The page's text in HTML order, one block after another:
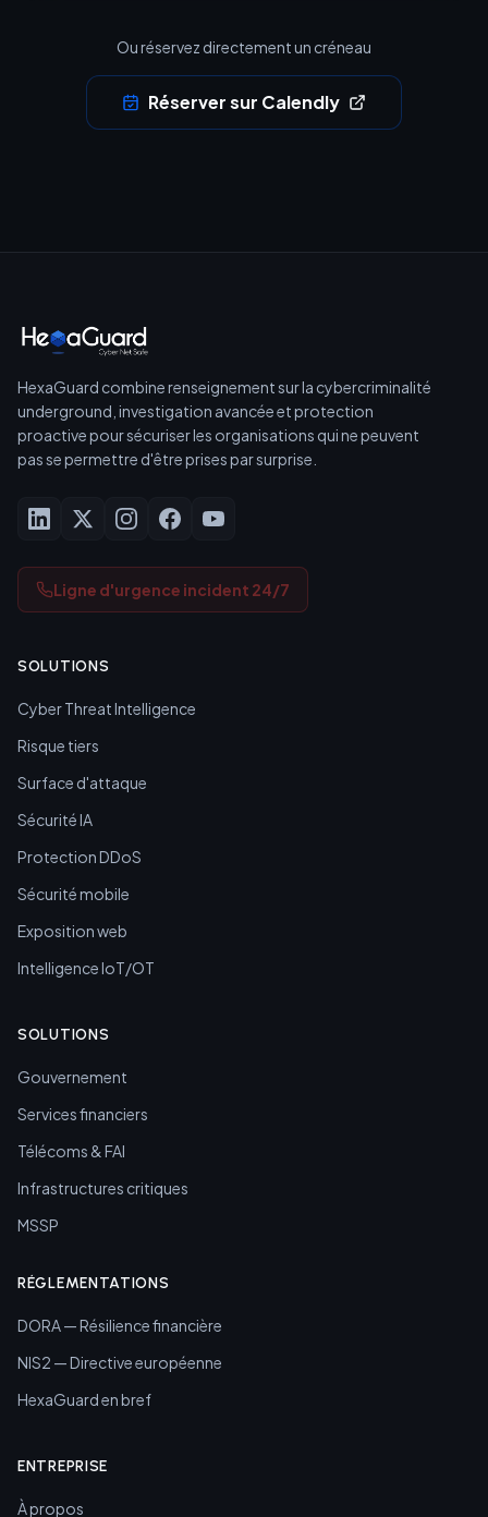
Ou réservez directement un créneau
Réserver sur Calendly
HexaGuard combine renseignement sur la cybercriminalité
underground, investigation avancée et protection
proactive pour sécuriser les organisations qui ne peuvent
pas se permettre d'être prises par surprise.
Ligne d'urgence incident 24/7
SOLUTIONS
Cyber Threat Intelligence
Risque tiers
Surface d'attaque
Sécurité IA
Protection DDoS
Sécurité mobile
Exposition web
Intelligence IoT/OT
SOLUTIONS
Gouvernement
Services financiers
Télécoms & FAI
Infrastructures critiques
MSSP
RÉGLEMENTATIONS
DORA — Résilience financière
NIS2 — Directive européenne
HexaGuard en bref
ENTREPRISE
À propos